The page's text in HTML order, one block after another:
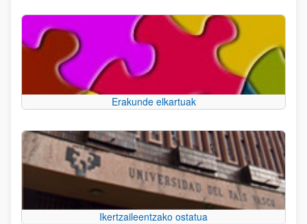
Erakunde elkartuak
Ikertzaileentzako ostatua